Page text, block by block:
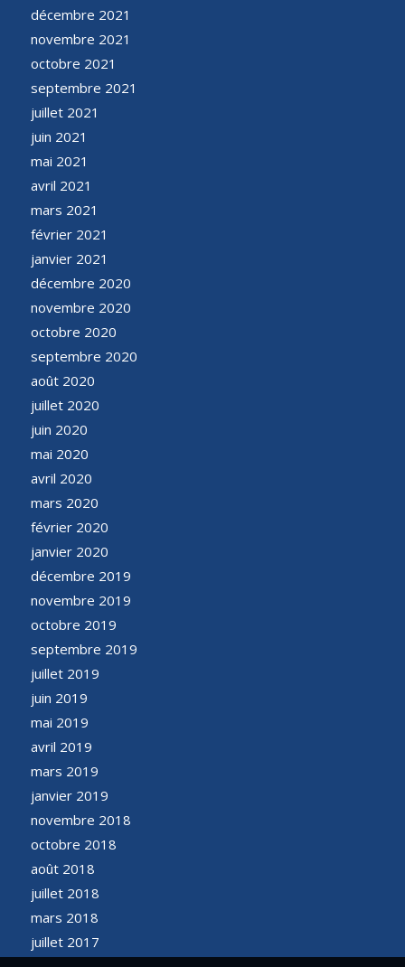
décembre 2021
novembre 2021
octobre 2021
septembre 2021
juillet 2021
juin 2021
mai 2021
avril 2021
mars 2021
février 2021
janvier 2021
décembre 2020
novembre 2020
octobre 2020
septembre 2020
août 2020
juillet 2020
juin 2020
mai 2020
avril 2020
mars 2020
février 2020
janvier 2020
décembre 2019
novembre 2019
octobre 2019
septembre 2019
juillet 2019
juin 2019
mai 2019
avril 2019
mars 2019
janvier 2019
novembre 2018
octobre 2018
août 2018
juillet 2018
mars 2018
juillet 2017